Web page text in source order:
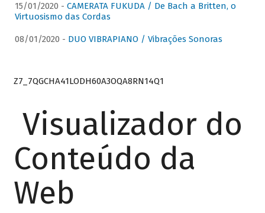
15/01/2020 - CAMERATA FUKUDA / De Bach a Britten, o
Virtuosismo das Cordas
08/01/2020 - DUO VIBRAPIANO / Vibrações Sonoras
Z7_7QGCHA41LODH60A3OQA8RN14Q1
Visualizador do
Conteúdo da
Web